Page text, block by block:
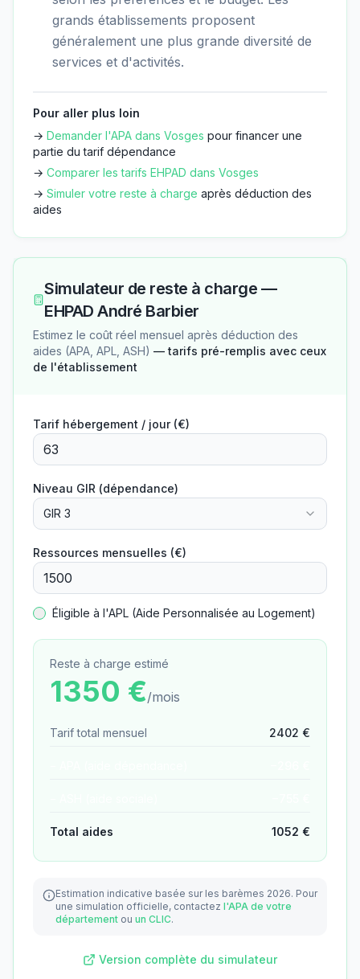
grands établissements proposent
généralement une plus grande diversité de
services et d'activités.
Pour aller plus loin
→ Demander l'APA dans Vosges pour financer une
partie du tarif dépendance
→ Comparer les tarifs EHPAD dans Vosges
→ Simuler votre reste à charge après déduction des
aides
Simulateur de reste à charge —
EHPAD André Barbier
Estimez le coût réel mensuel après déduction des
aides (APA, APL, ASH) — tarifs pré-remplis avec ceux
de l'établissement
Tarif hébergement / jour (€)
Niveau GIR (dépendance)
GIR 3
Ressources mensuelles (€)
Éligible à l'APL (Aide Personnalisée au Logement)
Reste à charge estimé
1350 €/mois
Tarif total mensuel 2402 €
Total aides 1052 €
Estimation indicative basée sur les barèmes 2026. Pour
une simulation officielle, contactez l'APA de votre
département ou un CLIC.
Version complète du simulateur